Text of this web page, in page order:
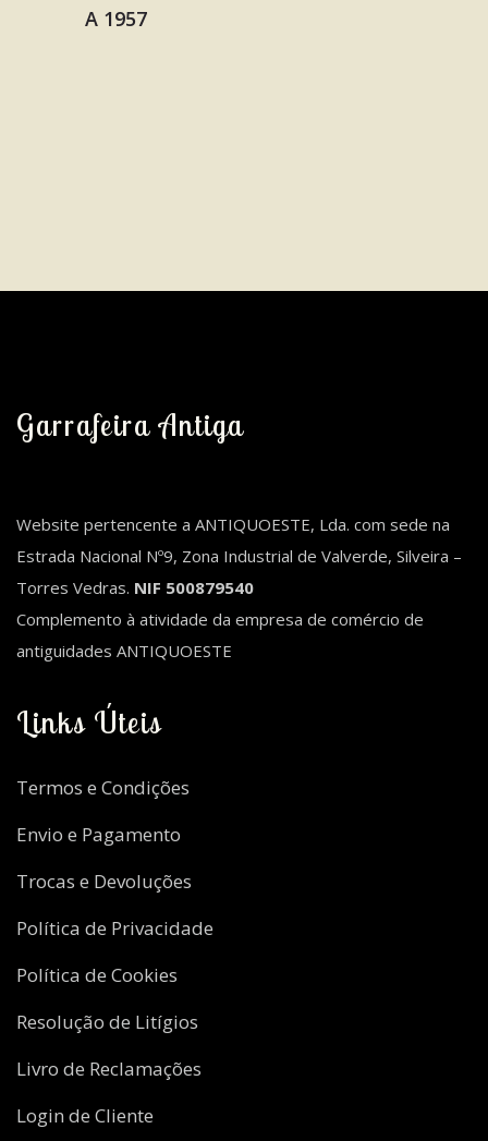
Garrafeira Antiga
Website pertencente a ANTIQUOESTE, Lda. com sede na
Estrada Nacional Nº9, Zona Industrial de Valverde, Silveira –
Torres Vedras. NIF 500879540
Complemento à atividade da empresa de comércio de
antiguidades ANTIQUOESTE
Links Úteis
Termos e Condições
Envio e Pagamento
Trocas e Devoluções
Política de Privacidade
Política de Cookies
Resolução de Litígios
Livro de Reclamações
Login de Cliente